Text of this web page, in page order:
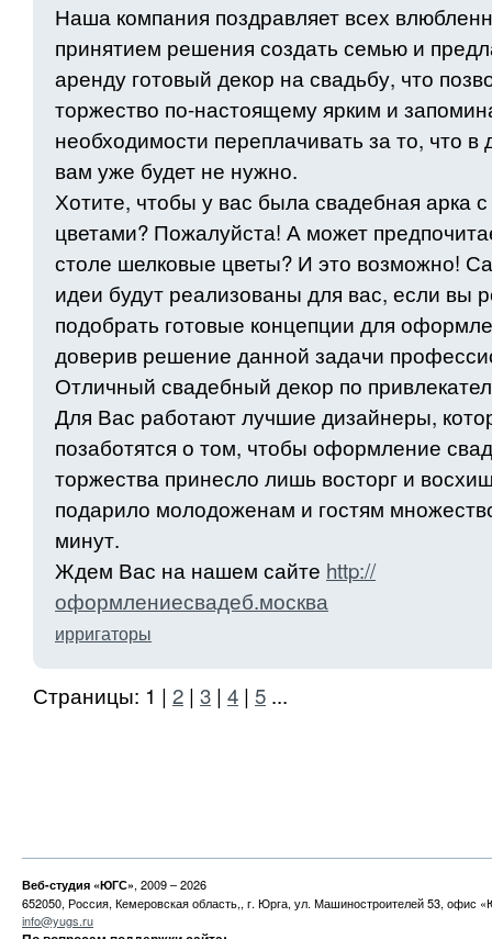
Наша компания поздравляет всех
принятием решения создать семью и
аренду готовый декор на свадьбу, что
торжество по-настоящему ярким и
необходимости переплачивать за то, что
вам уже будет не нужно.
Хотите, чтобы у вас была свадебная арка
цветами? Пожалуйста! А может
столе шелковые цветы? И это возможно!
идеи будут реализованы для вас, если вы
подобрать готовые концепции для
доверив решение данной задачи
Отличный свадебный декор по
Для Вас работают лучшие дизайнеры,
позаботятся о том, чтобы оформление
торжества принесло лишь восторг и
подарило молодоженам и гостям
минут.
Ждем Вас на нашем сайте http://
оформлениесвадеб.москва
ирригаторы
Страницы: 1 | 2 | 3 | 4 | 5 ...
Веб-студия «ЮГС», 2009 – 2026
652050, Россия, Кемеровская область,, г. Юрга, ул. Машиностроителей 53, офис
info@yugs.ru